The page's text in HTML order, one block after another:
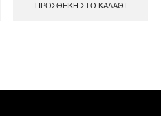
ΠΡΟΣΘΉΚΗ ΣΤΟ ΚΑΛΆΘΙ